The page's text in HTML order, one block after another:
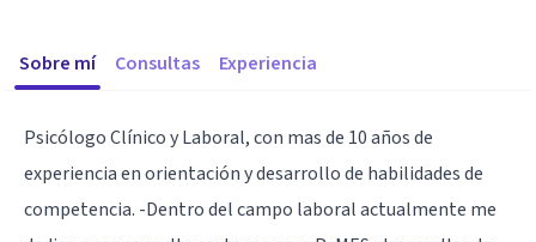
Sobre mí Consultas Experiencia
Psicólogo Clínico y Laboral, con mas de 10 años de
experiencia en orientación y desarrollo de habilidades de
competencia. -Dentro del campo laboral actualmente me